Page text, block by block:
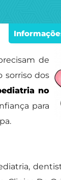
de
sorriso dos
no
para